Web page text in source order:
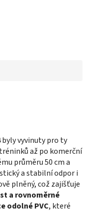
byly vyvinuty pro ty
až po komerční
průměru 50 cm a
a stabilní odpor i
plněný, což zajišťuje
a rovnoměrné
odolné PVC, které